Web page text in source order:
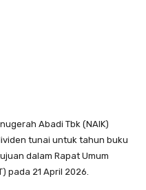
Abadi Tbk (NAIK)
tunai untuk tahun buku
dalam Rapat Umum
pada 21 April 2026.